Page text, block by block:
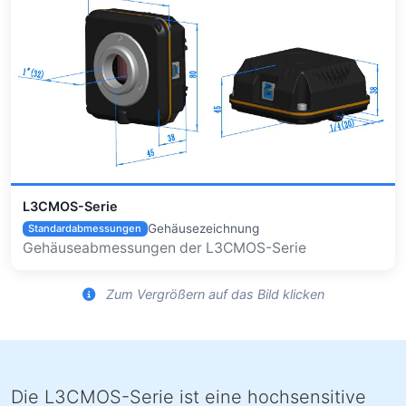
L3CMOS-Serie
Standardabmessungen Gehäusezeichnung
Gehäuseabmessungen der L3CMOS-Serie
Zum Vergrößern auf das Bild klicken
Die L3CMOS-Serie ist eine hochsensitive